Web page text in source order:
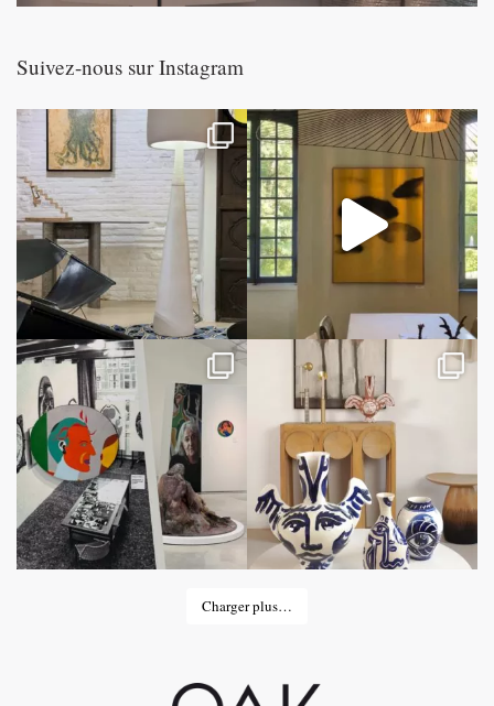
Suivez-nous sur Instagram
Charger plus…